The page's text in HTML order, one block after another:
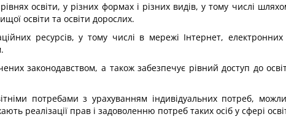
освіти, у різних формах і різних видів, у тому числі
освіти та освіти дорослих.
ресурсів, у тому числі в мережі Інтернет, електронних
законодавством, а також забезпечує рівний доступ до
потребами з урахуванням індивідуальних потреб,
реалізації прав і задоволенню потреб таких осіб у сфері